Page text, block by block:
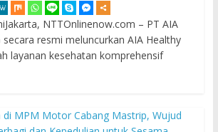
NTTOnlinenow.com – PT AIA
secara resmi meluncurkan AIA Healthy
layanan kesehatan komprehensif